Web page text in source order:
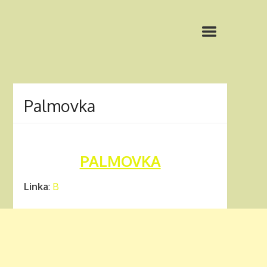
Palmovka
PALMOVKA
Linka: B